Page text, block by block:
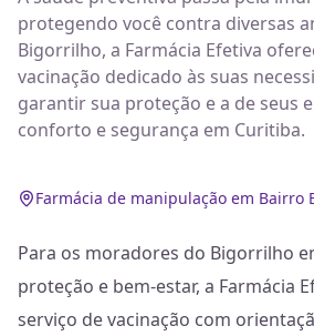
protegendo você contra diversas
Bigorrilho, a Farmácia Efetiva
vacinação dedicado às suas
garantir sua proteção e a de seus
conforto e segurança em Curitiba.
Farmácia de manipulação em
Para os moradores do Bigorrilho
proteção e bem-estar, a Farmácia
serviço de vacinação com